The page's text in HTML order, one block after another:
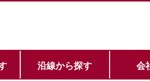
沿線から探す 会